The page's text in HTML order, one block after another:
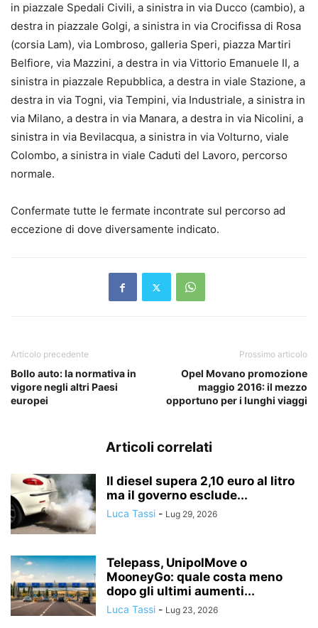
in piazzale Spedali Civili, a sinistra in via Ducco (cambio), a
destra in piazzale Golgi, a sinistra in via Crocifissa di Rosa
(corsia Lam), via Lombroso, galleria Speri, piazza Martiri
Belfiore, via Mazzini, a destra in via Vittorio Emanuele II, a
sinistra in piazzale Repubblica, a destra in viale Stazione, a
destra in via Togni, via Tempini, via Industriale, a sinistra in
via Milano, a destra in via Manara, a destra in via Nicolini, a
sinistra in via Bevilacqua, a sinistra in via Volturno, viale
Colombo, a sinistra in viale Caduti del Lavoro, percorso
normale.
Confermate tutte le fermate incontrate sul percorso ad
eccezione di dove diversamente indicato.
Articolo precedente
Bollo auto: la normativa in
vigore negli altri Paesi
europei
Prossimo articolo
Opel Movano promozione
maggio 2016: il mezzo
opportuno per i lunghi viaggi
Articoli correlati
Il diesel supera 2,10 euro al litro
ma il governo esclude...
Luca Tassi - Lug 29, 2026
Telepass, UnipolMove o
MooneyGo: quale costa meno
dopo gli ultimi aumenti...
Luca Tassi - Lug 23, 2026